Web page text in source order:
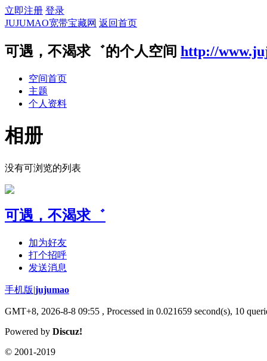
立即注册 登录
JUJUMAO宽带宝藏网 返回首页
可遇，不渴求゛的个人空间 http://
空间首页
主题
个人资料
相册
没有可浏览的列表
可遇，不渴求゛
加为好友
打个招呼
发送消息
手机版|jujumao
GMT+8, 2026-8-8 09:55 , Processed in 0.021659 second(s), 10
Powered by Discuz!
© 2001-2019